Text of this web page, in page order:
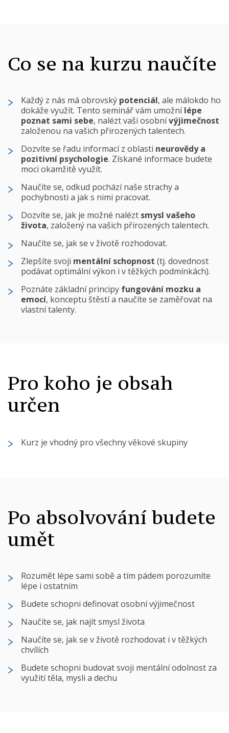
Co se na kurzu naučíte
Každý z nás má obrovský potenciál, ale málokdo ho
dokáže využít. Tento seminář vám umožnílépe
poznat sami sebe, nalézt vaši osobnívýjimečnost
založenou na vašich přirozených talentech.
Dozvíte se řadu informací z oblasti neurovědy a
pozitivní psychologie. Získané informace budete
moci okamžitě využít.
Naučíte se, odkud pochází naše strachy a
pochybnosti a jak s nimi pracovat.
Dozvíte se, jak je možné nalézt smysl vašeho
života, založený na vašich přirozených talentech.
Naučíte se, jak se v životě rozhodovat.
Zlepšíte svoji mentální schopnost (tj. dovednost
podávat optimální výkon i v těžkých podmínkách).
Poznáte základní principy fungování mozku a
emocí, konceptu štěstí a naučíte se zaměřovat na
vlastní talenty.
Pro koho je obsah
určen
Kurz je vhodný pro všechny věkové skupiny
Po absolvování budete
umět
Rozumět lépe sami sobě a tím pádem porozumíte
lépe i ostatním
Budete schopni definovat osobní výjimečnost
Naučíte se, jak najít smysl života
Naučíte se, jak se v životě rozhodovat i v těžkých
chvílích
Budete schopni budovat svoji mentální odolnost za
využití těla, mysli a dechu